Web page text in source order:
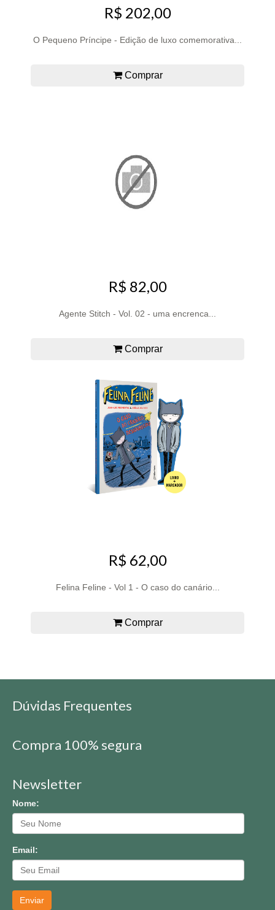
R$ 202,00
O Pequeno Príncipe - Edição de luxo comemorativa...
Comprar
R$ 82,00
Agente Stitch - Vol. 02 - uma encrenca...
Comprar
R$ 62,00
Felina Feline - Vol 1 - O caso do canário...
Comprar
Dúvidas Frequentes
Compra 100% segura
Newsletter
Nome:
Email:
Enviar